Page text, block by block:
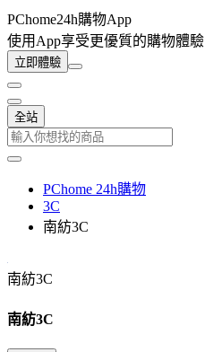
PChome24h購物App
使用App享受更優質的購物體驗
立即體驗
全站
PChome 24h購物
3C
南紡3C
南紡3C
南紡3C